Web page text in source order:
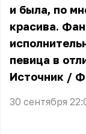
и была, по
красива.
певица в
Источник /
30 сентября